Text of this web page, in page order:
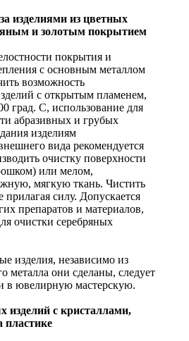
изделиями из цветных
и золотым покрытием
покрытия и
с основным металлом
возможность
с открытым пламенем,
град. С, использование для
абразивных и грубых
изделиям
вида рекомендуется
очистку поверхности
или мелом,
мягкую ткань. Чистить
прилагая силу. Допускается
препаратов и материалов,
очистки серебряных
изделия, независимо из
металла они сделаны, следует
в ювелирную мастерскую.
изделий с кристаллами,
пластике